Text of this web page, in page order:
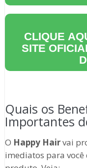
CLIQUE
SITE
Quais os
Importantes
O Happy Hairvai
imediatos para